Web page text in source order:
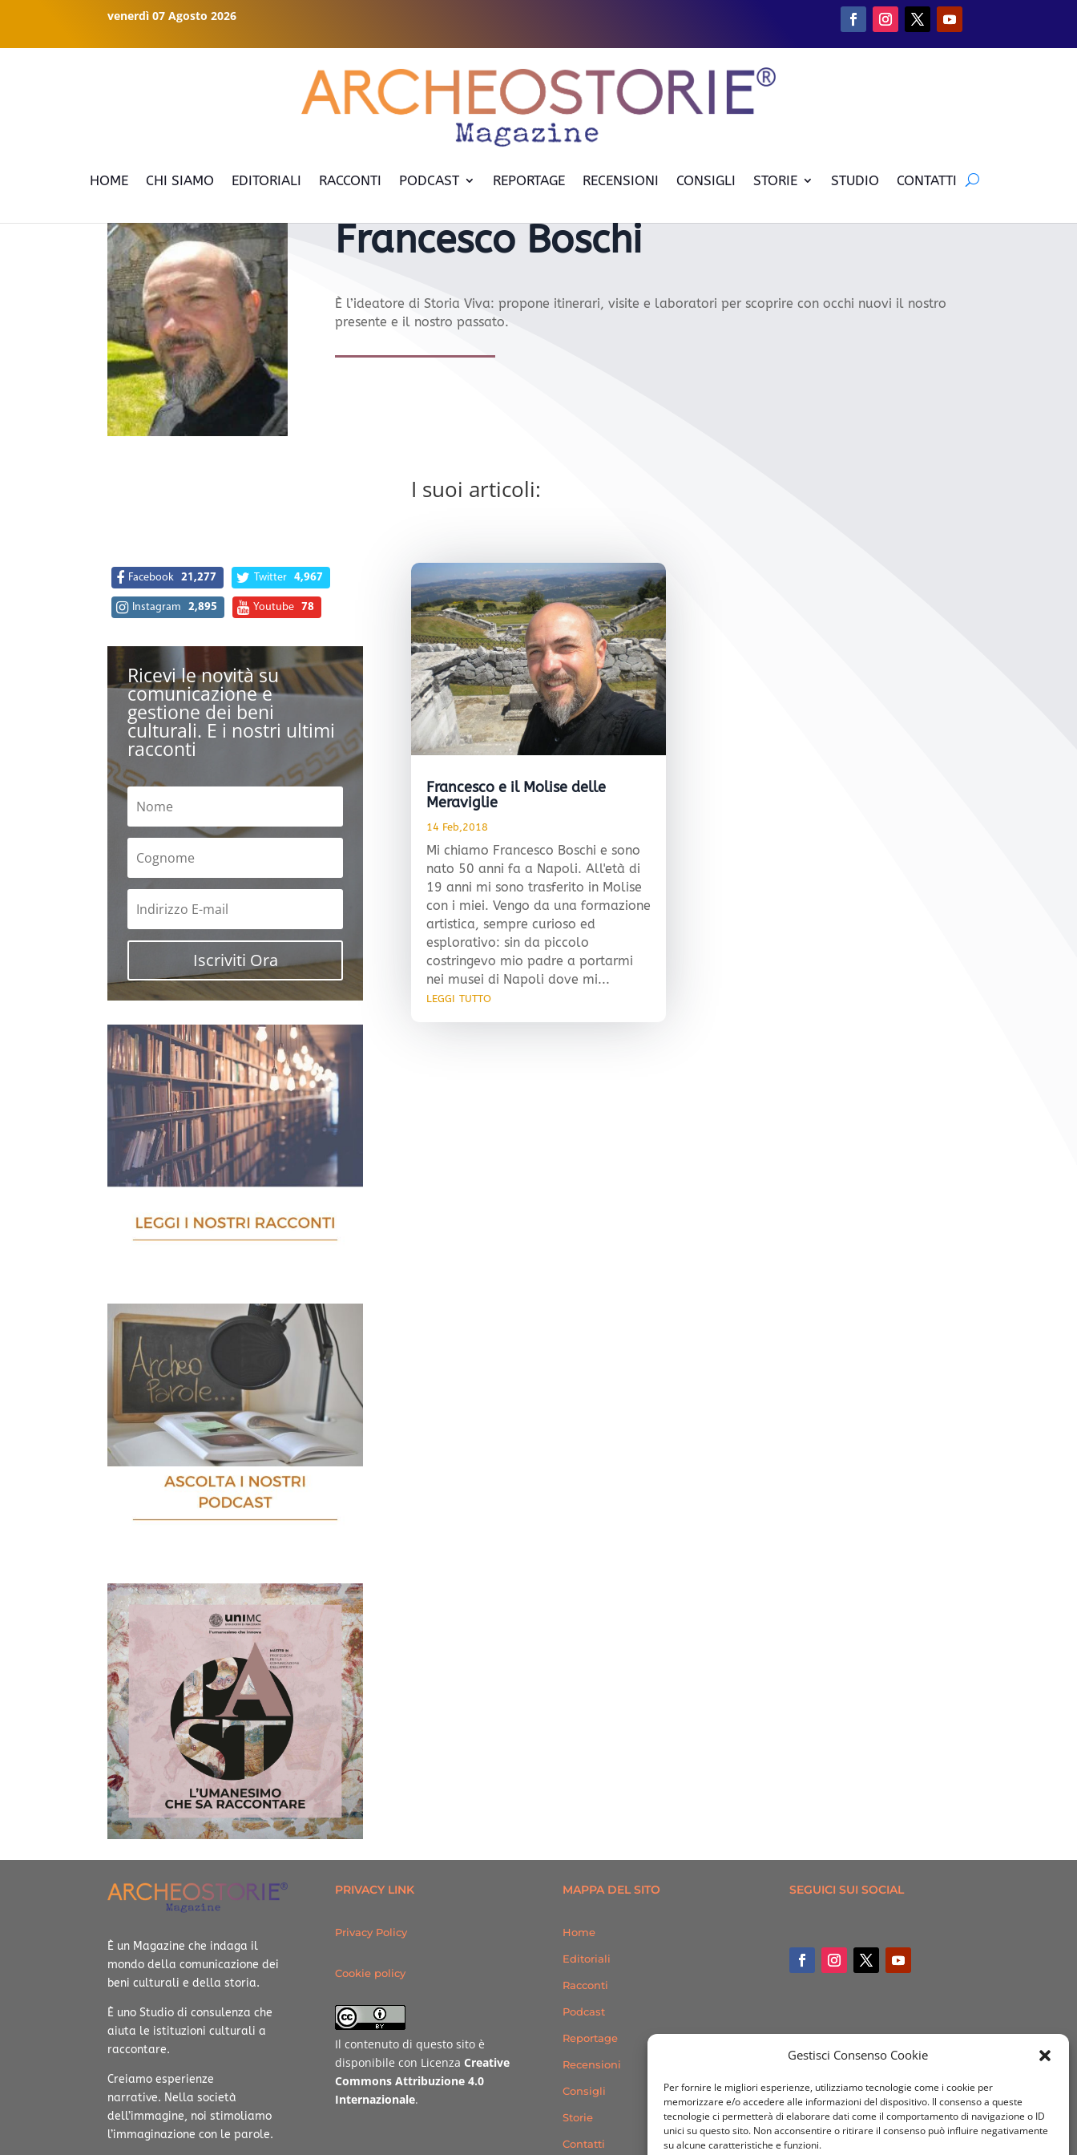
Gestisci Consenso Cookie
Per fornire le migliori esperienze, utilizziamo tecnologie come i cookie per
memorizzare e/o accedere alle informazioni del dispositivo. Il consenso a queste
tecnologie ci permetterà di elaborare dati come il comportamento di navigazione o ID
unici su questo sito. Non acconsentire o ritirare il consenso può influire negativamente
su alcune caratteristiche e funzioni.
venerdì 07 Agosto 2026
HOME CHI SIAMO EDITORIALI RACCONTI PODCAST REPORTAGE RECENSIONI CONSIGLI STORIE STUDIO CONTATTI
Francesco Boschi
È l’ideatore di Storia Viva: propone itinerari, visite e laboratori per scoprire con occhi nuovi il nostro
presente e il nostro passato.
I suoi articoli:
Facebook 21,277 Twitter 4,967
Instagram 2,895 Youtube 78
Ricevi le novità su
comunicazione e
gestione dei beni
culturali. E i nostri ultimi
racconti
Iscriviti Ora
Francesco e il Molise delle
Meraviglie
14 Feb,2018
Mi chiamo Francesco Boschi e sono
nato 50 anni fa a Napoli. All'età di
19 anni mi sono trasferito in Molise
con i miei. Vengo da una formazione
artistica, sempre curioso ed
esplorativo: sin da piccolo
costringevo mio padre a portarmi
nei musei di Napoli dove mi...
leggi tutto
È un Magazine che indaga il
mondo della comunicazione dei
beni culturali e della storia.
È uno Studio di consulenza che
aiuta le istituzioni culturali a
raccontare.
Creiamo esperienze
narrative. Nella società
dell’immagine, noi stimoliamo
l’immaginazione con le parole.
PRIVACY LINK
Privacy Policy
Cookie policy
Il contenuto di questo sito è
disponibile con Licenza Creative
Commons Attribuzione 4.0
Internazionale.
MAPPA DEL SITO
Home
Editoriali
Racconti
Podcast
Reportage
Recensioni
Consigli
Storie
Contatti
SEGUICI SUI SOCIAL